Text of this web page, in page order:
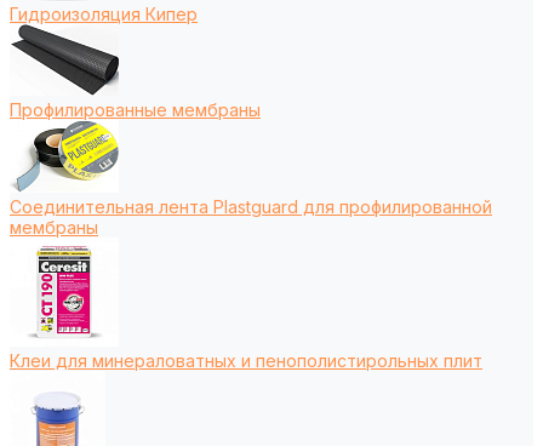
Гидроизоляция Кипер
Профилированные мембраны
Соединительная лента Plastguard для профилированной
мембраны
Клеи для минераловатных и пенополистирольных плит